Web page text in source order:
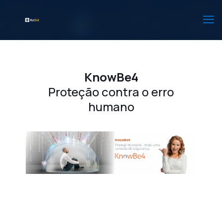
KnowBe4
Proteção contra o erro
humano